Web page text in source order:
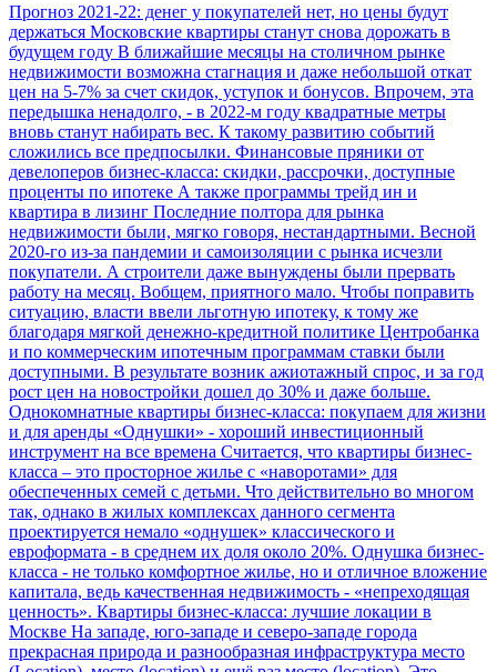
Прогноз 2021-22: денег у покупателей нет, но цены будут
держаться Московские квартиры станут снова дорожать в
будущем году В ближайшие месяцы на столичном рынке
недвижимости возможна стагнация и даже небольшой откат
цен на 5-7% за счет скидок, уступок и бонусов. Впрочем, эта
передышка ненадолго, - в 2022-м году квадратные метры
вновь станут набирать вес. К такому развитию событий
сложились все предпосылки. Финансовые пряники от
девелоперов бизнес-класса: скидки, рассрочки, доступные
проценты по ипотеке А также программы трейд ин и
квартира в лизинг Последние полтора для рынка
недвижимости были, мягко говоря, нестандартными. Весной
2020-го из-за пандемии и самоизоляции с рынка исчезли
покупатели. А строители даже вынуждены были прервать
работу на месяц. Вобщем, приятного мало. Чтобы поправить
ситуацию, власти ввели льготную ипотеку, к тому же
благодаря мягкой денежно-кредитной политике Центробанка
и по коммерческим ипотечным программам ставки были
доступными. В результате возник ажиотажный спрос, и за год
рост цен на новостройки дошел до 30% и даже больше.
Однокомнатные квартиры бизнес-класса: покупаем для жизни
и для аренды «Однушки» - хороший инвестиционный
инструмент на все времена Считается, что квартиры бизнес-
класса – это просторное жилье с «наворотами» для
обеспеченных семей с детьми. Что действительно во многом
так, однако в жилых комплексах данного сегмента
проектируется немало «однушек» классического и
евроформата - в среднем их доля около 20%. Однушка бизнес-
класса - не только комфортное жилье, но и отличное вложение
капитала, ведь качественная недвижимость - «непреходящая
ценность». Квартиры бизнес-класса: лучшие локации в
Москве На западе, юго-западе и северо-западе города
прекрасная природа и разнообразная инфраструктура место